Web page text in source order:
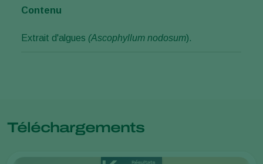
Contenu
Extrait d'algues (Ascophyllum nodosum).
Téléchargements